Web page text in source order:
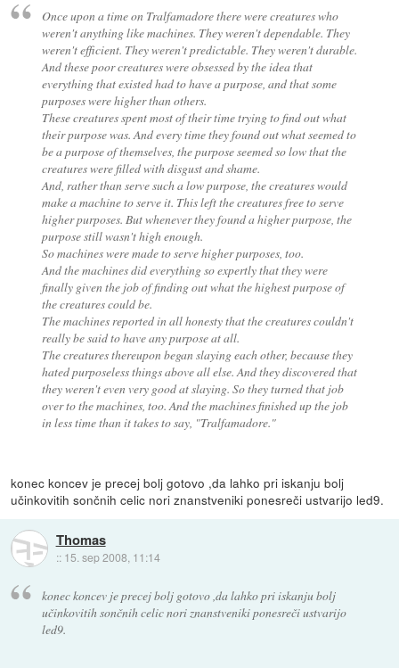
Once upon a time on Tralfamadore there were creatures who
weren't anything like machines. They weren't dependable. They
weren't efficient. They weren't predictable. They weren't durable.
And these poor creatures were obsessed by the idea that
everything that existed had to have a purpose, and that some
purposes were higher than others.
These creatures spent most of their time trying to find out what
their purpose was. And every time they found out what seemed to
be a purpose of themselves, the purpose seemed so low that the
creatures were filled with disgust and shame.
And, rather than serve such a low purpose, the creatures would
make a machine to serve it. This left the creatures free to serve
higher purposes. But whenever they found a higher purpose, the
purpose still wasn't high enough.
So machines were made to serve higher purposes, too.
And the machines did everything so expertly that they were
finally given the job of finding out what the highest purpose of
the creatures could be.
The machines reported in all honesty that the creatures couldn't
really be said to have any purpose at all.
The creatures thereupon began slaying each other, because they
hated purposeless things above all else. And they discovered that
they weren't even very good at slaying. So they turned that job
over to the machines, too. And the machines finished up the job
in less time than it takes to say, "Tralfamadore."
konec koncev je precej bolj gotovo ,da lahko pri iskanju bolj
učinkovitih sončnih celic nori znanstveniki ponesreči ustvarijo led9.
Thomas
:: 15. sep 2008, 11:14
konec koncev je precej bolj gotovo ,da lahko pri iskanju bolj
učinkovitih sončnih celic nori znanstveniki ponesreči ustvarijo
led9.